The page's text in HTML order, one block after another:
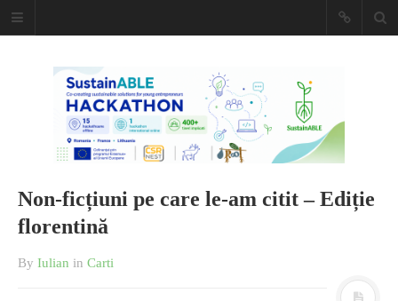
Caiet de
insemnari
DESCARCĂ!
Non-ficțiuni pe care le-am citit – Ediție
florentină
By Iulian in Carti